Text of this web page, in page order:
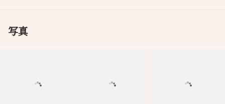
写真